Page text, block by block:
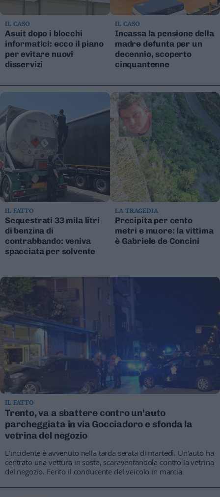
IL CASO
Asuit dopo i blocchi
informatici: ecco il piano
per evitare nuovi
disservizi
IL CASO
Incassa la pensione della
madre defunta per un
decennio, scoperto
cinquantenne
IL FATTO
Sequestrati 33 mila litri
di benzina di
contrabbando: veniva
spacciata per solvente
LA TRAGEDIA
Precipita per cento
metri e muore: la vittima
è Gabriele de Concini
IL FATTO
Trento, va a sbattere contro un’auto
parcheggiata in via Gocciadoro e sfonda la
vetrina del negozio
L'incidente è avvenuto nella tarda serata di martedì. Un'auto ha
centrato una vettura in sosta, scaraventandola contro la vetrina
del negozio. Ferito il conducente del veicolo in marcia